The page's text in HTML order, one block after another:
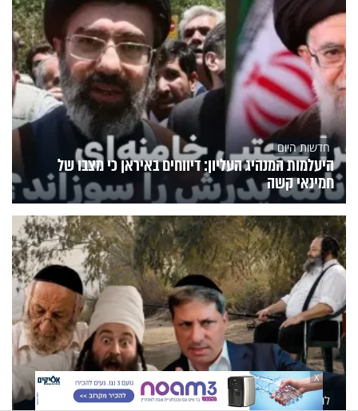
חדשות היום
היעלמות המנהיג העליון: דיווחים באיראן כי מצבו של
חמינאי קשה
לומדים תורה
X